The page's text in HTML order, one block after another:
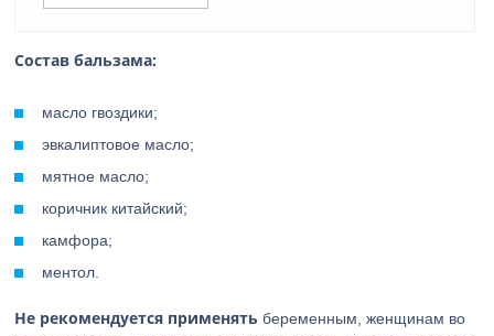
Состав бальзама:
масло гвоздики;
эвкалиптовое масло;
мятное масло;
коричник китайский;
камфора;
ментол.
Не рекомендуется применять беременным, женщинам во